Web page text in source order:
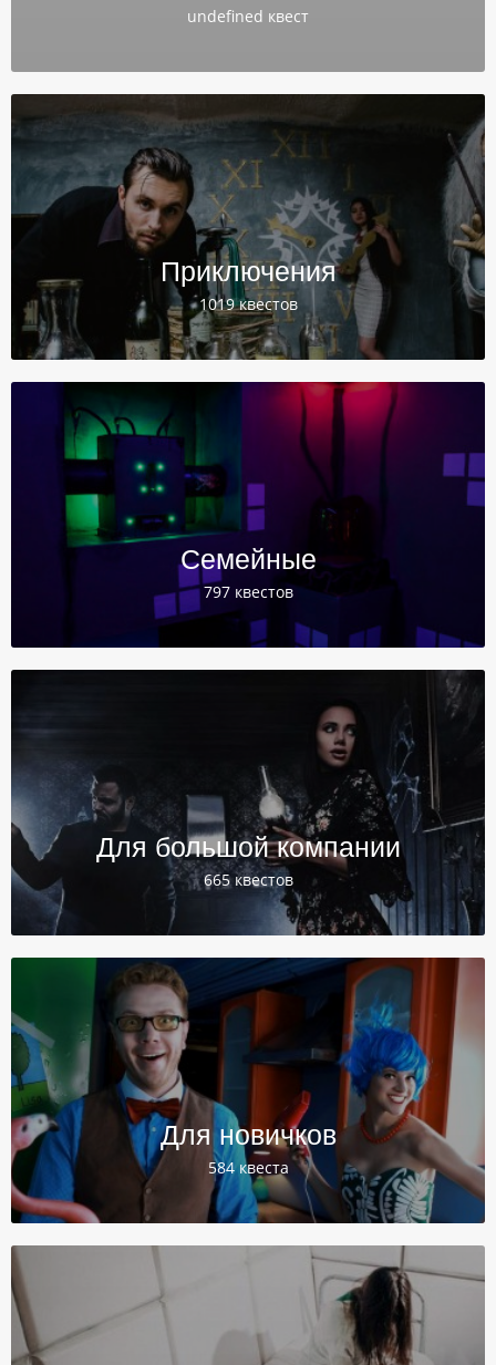
undefined квест
Приключения
1019 квестов
Семейные
797 квестов
Для большой компании
665 квестов
Для новичков
584 квеста